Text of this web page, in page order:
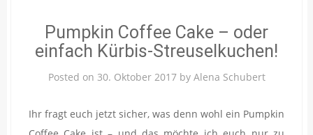
Pumpkin Coffee Cake – oder
einfach Kürbis-Streuselkuchen!
Posted on 30. Oktober 2017by Alena Schubert
Ihr fragt euch jetzt sicher, was denn wohl ein Pumpkin